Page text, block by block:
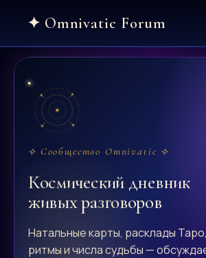
content
⟡ Сообщество Omnivatic ⟡
Космический дневник
живых разговоров
Натальные карты, расклады
ритмы и числа судьбы —